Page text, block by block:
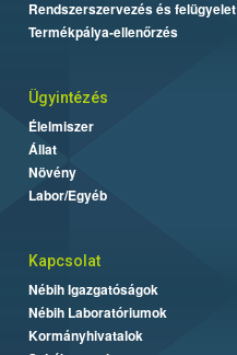
Rendszerszervezés és felügyelet
Termékpálya-ellenőrzés
Ügyintézés
Élelmiszer
Állat
Növény
Labor/Egyéb
Kapcsolat
Nébih Igazgatóságok
Nébih Laboratóriumok
Kormányhivatalok